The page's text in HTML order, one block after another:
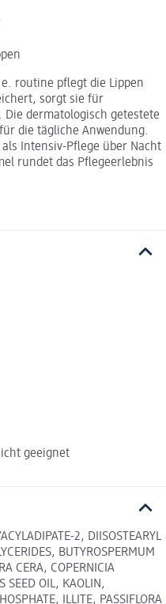
routine pflegt die Lippen
sorgt sie für
dermatologisch getestete
die tägliche Anwendung.
Intensiv-Pflege über Nacht
rundet das Pflegeerlebnis
geeignet
2, DIISOSTEARYL
BUTYROSPERMUM
CERA, COPERNICIA
SEED OIL, KAOLIN,
ILLITE, PASSIFLORA